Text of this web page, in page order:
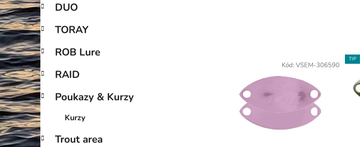
DUO
TORAY
ROB Lure
RAID
Poukazy & Kurzy
Kurzy
Trout area
Kód: VSEM-306590
TIP